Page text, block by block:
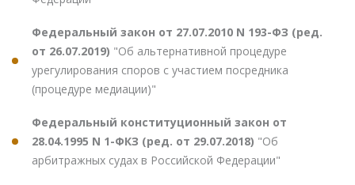
Федеральный закон от 27.07.2010 N 193-ФЗ (ред.
от 26.07.2019) "Об альтернативной процедуре
урегулирования споров с участием посредника
(процедуре медиации)"
Федеральный конституционный закон от
28.04.1995 N 1-ФКЗ (ред. от 29.07.2018) "Об
арбитражных судах в Российской Федерации"